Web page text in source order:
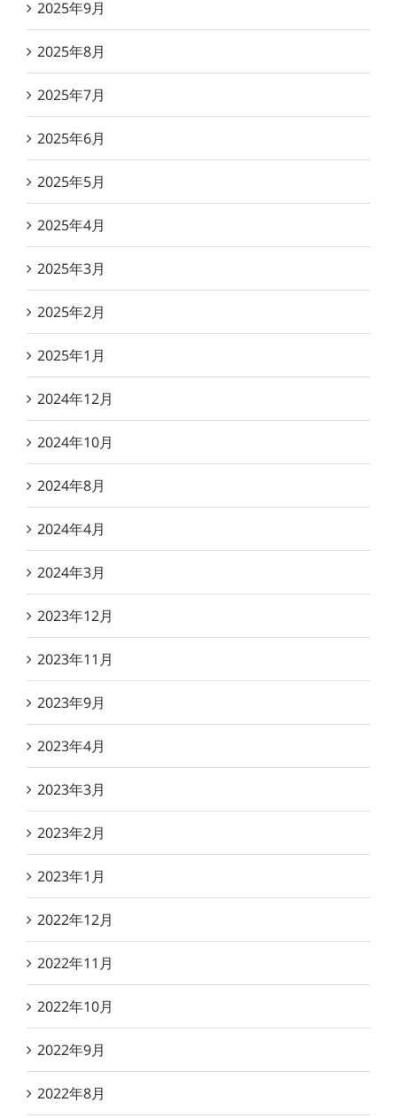
2025年9月
2025年8月
2025年7月
2025年6月
2025年5月
2025年4月
2025年3月
2025年2月
2025年1月
2024年12月
2024年10月
2024年8月
2024年4月
2024年3月
2023年12月
2023年11月
2023年9月
2023年4月
2023年3月
2023年2月
2023年1月
2022年12月
2022年11月
2022年10月
2022年9月
2022年8月